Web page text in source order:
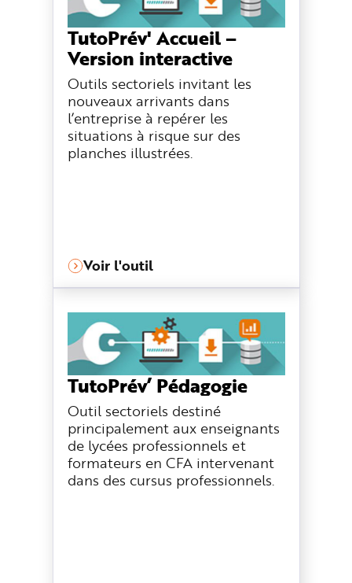
TutoPrév' Accueil –
Version interactive
Outils sectoriels invitant les
nouveaux arrivants dans
l’entreprise à repérer les
situations à risque sur des
planches illustrées.
Voir l'outil
TutoPrév’ Pédagogie
Outil sectoriels destiné
principalement aux enseignants
de lycées professionnels et
formateurs en CFA intervenant
dans des cursus professionnels.